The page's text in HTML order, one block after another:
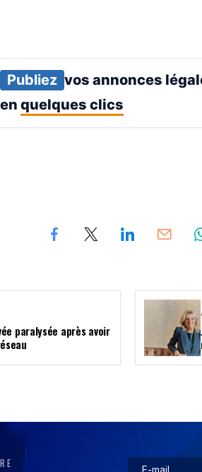
Publiez vos annonces
en quelques clics
paralysée après avoir